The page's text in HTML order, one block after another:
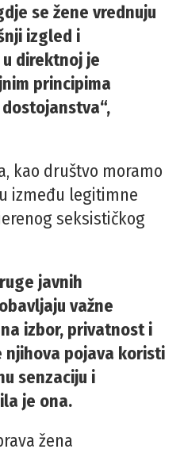
se žene vrednuju
izgled i
direktnoj je
principima
kao društvo moramo
između legitimne
seksističkog
javnih
važne
izbor, privatnost i
njihova pojava koristi
senzaciju i
je ona.
žena